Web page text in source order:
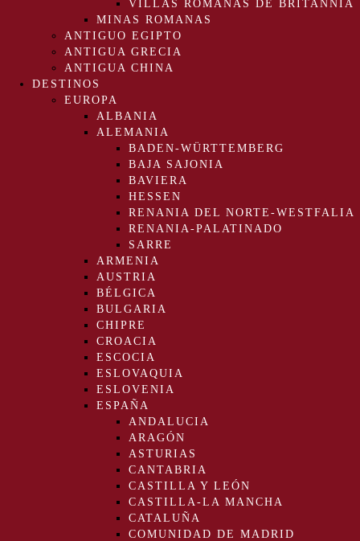
VILLAS ROMANAS DE BRITANNIA
MINAS ROMANAS
ANTIGUO EGIPTO
ANTIGUA GRECIA
ANTIGUA CHINA
DESTINOS
EUROPA
ALBANIA
ALEMANIA
BADEN-WÜRTTEMBERG
BAJA SAJONIA
BAVIERA
HESSEN
RENANIA DEL NORTE-WESTFALIA
RENANIA-PALATINADO
SARRE
ARMENIA
AUSTRIA
BÉLGICA
BULGARIA
CHIPRE
CROACIA
ESCOCIA
ESLOVAQUIA
ESLOVENIA
ESPAÑA
ANDALUCIA
ARAGÓN
ASTURIAS
CANTABRIA
CASTILLA Y LEÓN
CASTILLA-LA MANCHA
CATALUÑA
COMUNIDAD DE MADRID